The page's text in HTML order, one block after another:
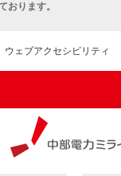
おります。
ウェブアクセシビリティ